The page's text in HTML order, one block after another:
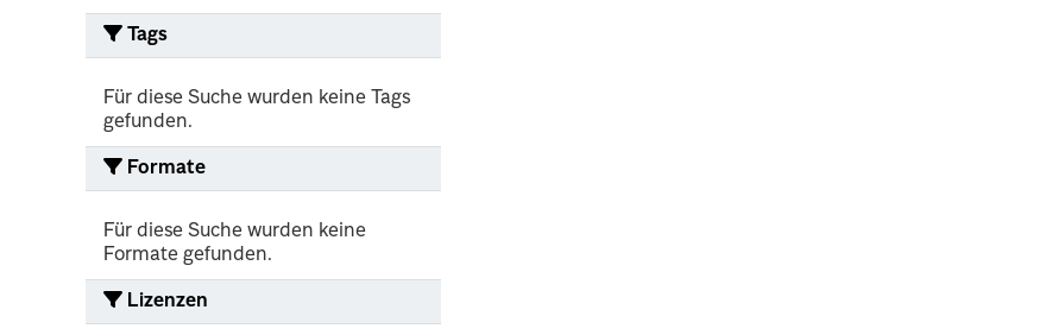
Tags
Für diese Suche wurden keine Tags
gefunden.
Formate
Für diese Suche wurden keine
Formate gefunden.
Lizenzen